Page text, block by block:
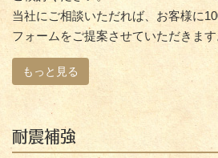
当社にご相談いただれば、お客様に
フォームをご提案させていただきます
もっと見る
耐震補強